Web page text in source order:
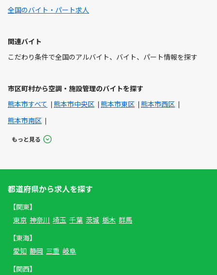
全国のバイト・パート求人
関連バイト
こだわり条件で全国のアルバイト、バイト、パート情報を探す
市区町村から空調・施設管理のバイトを探す
熊本市すべて
熊本市中央区 熊本市東区
熊本市西区
熊本市南区
もっと見る
都道府県から求人を探す
【関東】
東京 神奈川 埼玉 千葉 茨城 栃木 群馬
【東海】
愛知 静岡 三重 岐阜
【関西】